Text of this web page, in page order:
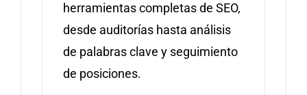
herramientas completas de SEO,
desde auditorías hasta análisis
de palabras clave y seguimiento
de posiciones.